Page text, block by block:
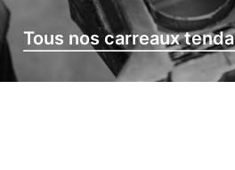
Tous nos carreaux